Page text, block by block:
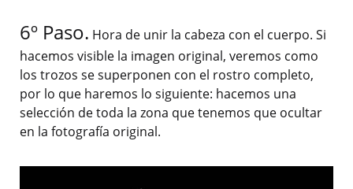
6º Paso. Hora de unir la cabeza con el cuerpo. Si
hacemos visible la imagen original, veremos como
los trozos se superponen con el rostro completo,
por lo que haremos lo siguiente: hacemos una
selección de toda la zona que tenemos que ocultar
en la fotografía original.